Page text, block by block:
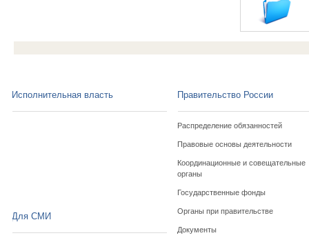
Исполнительная власть Правительство России
Распределение обязанностей
Правовые основы деятельности
Координационные и совещательные
органы
Государственные фонды
Органы при правительстве
Документы
Для СМИ